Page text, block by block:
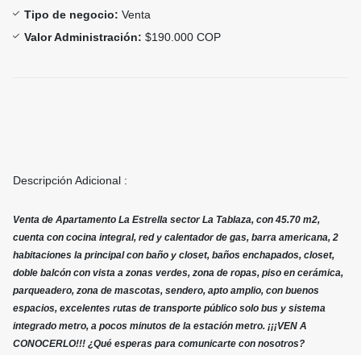
Tipo de negocio: Venta
Valor Administración: $190.000 COP
Descripción Adicional :
Venta de Apartamento La Estrella sector La Tablaza, con 45.70 m2,
cuenta con cocina integral, red y calentador de gas, barra americana, 2
habitaciones la principal con baño y closet, baños enchapados, closet,
doble balcón con vista a zonas verdes, zona de ropas, piso en cerámica,
parqueadero, zona de mascotas, sendero, apto amplio, con buenos
espacios, excelentes rutas de transporte público solo bus y sistema
integrado metro, a pocos minutos de la estación metro. ¡¡¡VEN A
CONOCERLO!!! ¿Qué esperas para comunicarte con nosotros?